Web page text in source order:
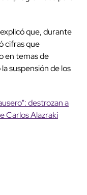
que, durante
cifras que
en temas de
suspensión de los
destrozan a
Carlos Alazraki